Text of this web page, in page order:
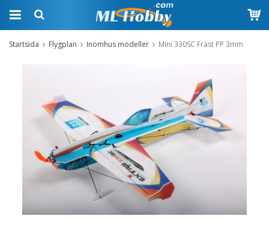
Startsida Flygplan Inomhus modeller Mini 330SC Fräst PP 3mm